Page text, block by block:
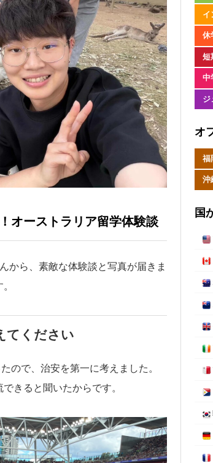
オーストラリア留学体験談
から、素敵な体験談と写真が届きま
てください
ので、治安を第一に考えました。
きると聞いたからです。
イ
休
短
中
ジ
オ
福
沖
国